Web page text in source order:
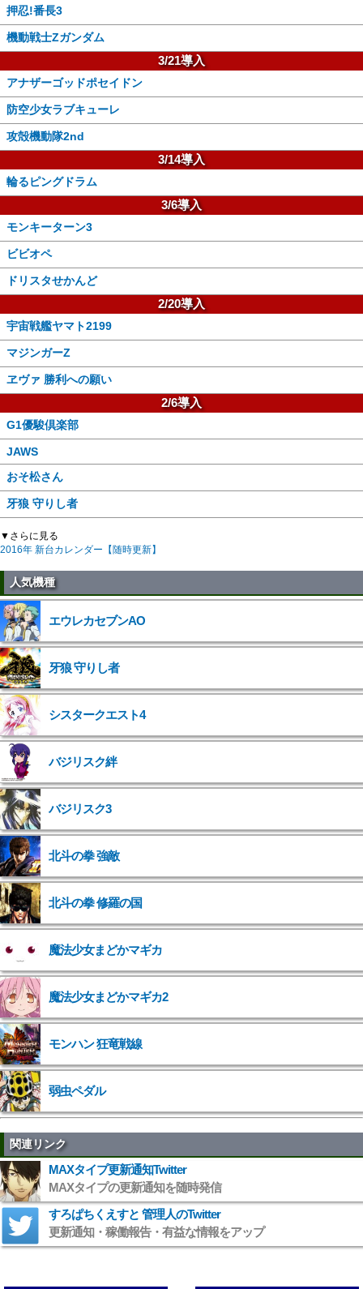
押忍!番長3
機動戦士Zガンダム
3/21導入
アナザーゴッドポセイドン
防空少女ラブキューレ
攻殻機動隊2nd
3/14導入
輪るピングドラム
3/6導入
モンキーターン3
ビビオペ
ドリスタせかんど
2/20導入
宇宙戦艦ヤマト2199
マジンガーZ
ヱヴァ 勝利への願い
2/6導入
G1優駿倶楽部
JAWS
おそ松さん
牙狼 守りし者
▼さらに見る
2016年 新台カレンダー【随時更新】
人気機種
エウレカセブンAO
牙狼 守りし者
シスタークエスト4
バジリスク絆
バジリスク3
北斗の拳 強敵
北斗の拳 修羅の国
魔法少女まどかマギカ
魔法少女まどかマギカ2
モンハン 狂竜戦線
弱虫ペダル
関連リンク
MAXタイプ更新通知Twitter
MAXタイプの更新通知を随時発信
すろぱちくえすと 管理人のTwitter
更新通知・稼働報告・有益な情報をアップ